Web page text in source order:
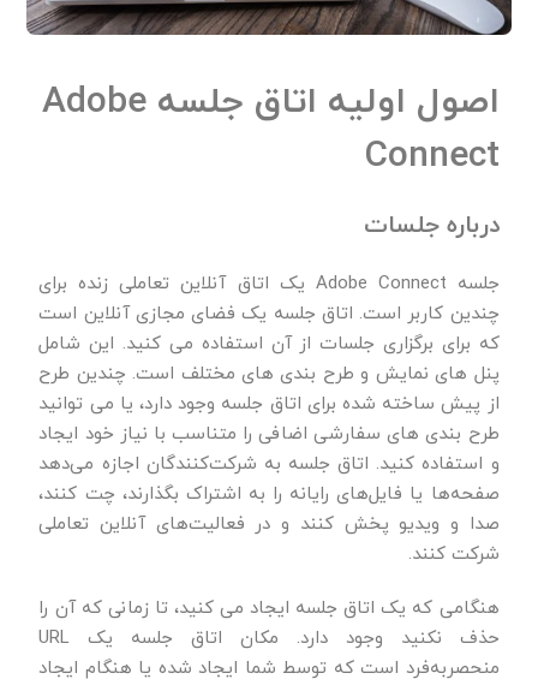
اصول اولیه اتاق جلسه Adobe
Connect
درباره جلسات
جلسه Adobe Connect یک اتاق آنلاین تعاملی زنده برای
چندین کاربر است. اتاق جلسه یک فضای مجازی آنلاین است
که برای برگزاری جلسات از آن استفاده می کنید. این شامل
پنل های نمایش و طرح بندی های مختلف است. چندین طرح
از پیش ساخته شده برای اتاق جلسه وجود دارد، یا می توانید
طرح بندی های سفارشی اضافی را متناسب با نیاز خود ایجاد
و استفاده کنید. اتاق جلسه به شرکت‌کنندگان اجازه می‌دهد
صفحه‌ها یا فایل‌های رایانه را به اشتراک بگذارند، چت کنند،
صدا و ویدیو پخش کنند و در فعالیت‌های آنلاین تعاملی
شرکت کنند.
هنگامی که یک اتاق جلسه ایجاد می کنید، تا زمانی که آن را
حذف نکنید وجود دارد. مکان اتاق جلسه یک URL
منحصربه‌فرد است که توسط شما ایجاد شده یا هنگام ایجاد